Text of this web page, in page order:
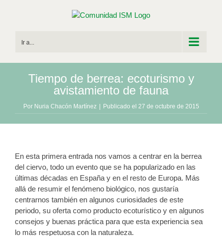
Ir a...
Tiempo de berrea: ecoturismo y
avistamiento de fauna
Por Nuria Chacón Martínez | Publicado el 27 de octubre de 2015
En esta primera entrada nos vamos a centrar en la berrea
del ciervo, todo un evento que se ha popularizado en las
últimas décadas en España y en el resto de Europa. Más
allá de resumir el fenómeno biológico, nos gustaría
centrarnos también en algunos curiosidades de este
periodo, su oferta como producto ecoturístico y en algunos
consejos y buenas práctica para que esta experiencia sea
lo más respetuosa con la naturaleza.